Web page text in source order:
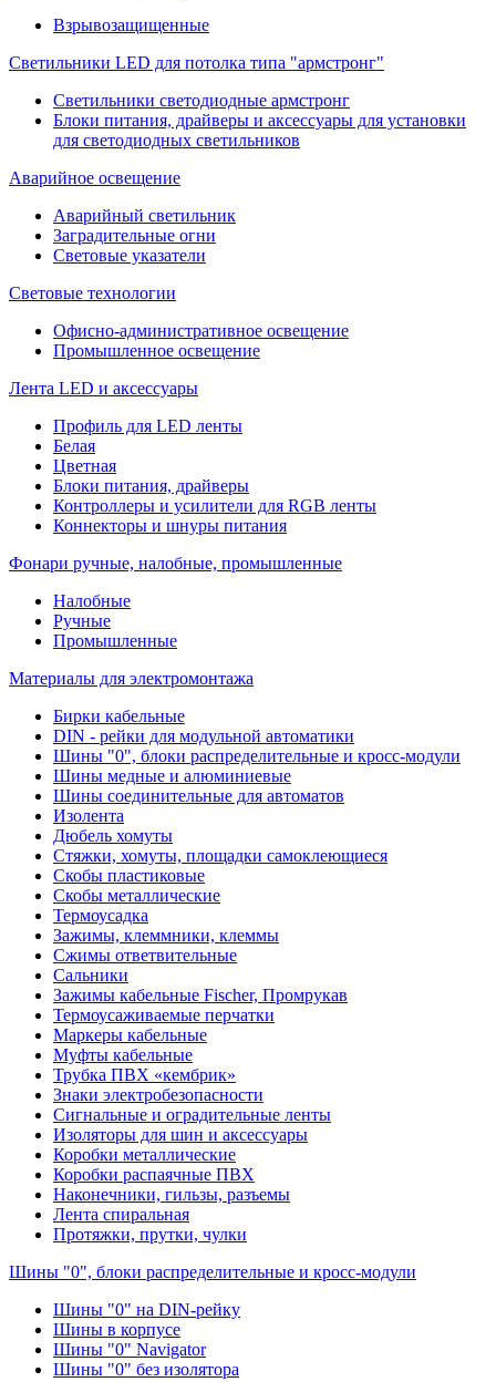
Взрывозащищенные
Светильники LED для потолка типа "армстронг"
Светильники светодиодные армстронг
Блоки питания, драйверы и аксессуары для установки
для светодиодных светильников
Аварийное освещение
Аварийный светильник
Заградительные огни
Световые указатели
Световые технологии
Офисно-административное освещение
Промышленное освещение
Лента LED и аксессуары
Профиль для LED ленты
Белая
Цветная
Блоки питания, драйверы
Контроллеры и усилители для RGB ленты
Коннекторы и шнуры питания
Фонари ручные, налобные, промышленные
Налобные
Ручные
Промышленные
Материалы для электромонтажа
Бирки кабельные
DIN - рейки для модульной автоматики
Шины "0", блоки распределительные и кросс-модули
Шины медные и алюминиевые
Шины соединительные для автоматов
Изолента
Дюбель хомуты
Стяжки, хомуты, площадки самоклеющиеся
Скобы пластиковые
Скобы металлические
Термоусадка
Зажимы, клеммники, клеммы
Сжимы ответвительные
Сальники
Зажимы кабельные Fischer, Промрукав
Термоусаживаемые перчатки
Маркеры кабельные
Муфты кабельные
Трубка ПВХ «кембрик»
Знаки электробезопасности
Сигнальные и оградительные ленты
Изоляторы для шин и аксессуары
Коробки металлические
Коробки распаячные ПВХ
Наконечники, гильзы, разъемы
Лента спиральная
Протяжки, прутки, чулки
Шины "0", блоки распределительные и кросс-модули
Шины "0" на DIN-рейку
Шины в корпусе
Шины "0" Navigator
Шины "0" без изолятора